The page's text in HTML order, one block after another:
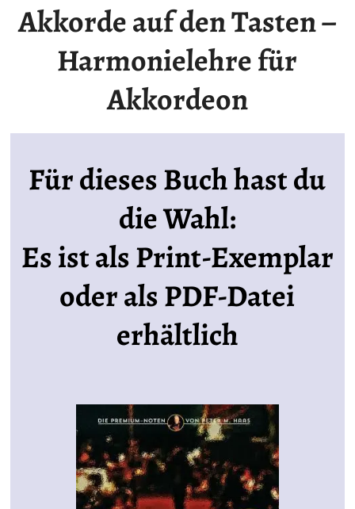
Akkorde auf den Tasten –
Harmonielehre für
Akkordeon
Für dieses Buch hast du
die Wahl:
Es ist als Print-Exemplar
oder als PDF-Datei
erhältlich